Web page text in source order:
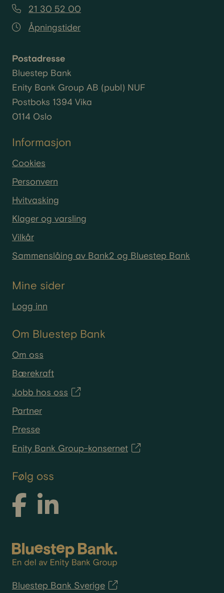
21 30 52 00
Åpningstider
Postadresse
Bluestep Bank
Enity Bank Group AB (publ) NUF
Postboks 1394 Vika
0114 Oslo
Informasjon
Cookies
Personvern
Hvitvasking
Klager og varsling
Vilkår
Sammenslåing av Bank2 og Bluestep Bank
Mine sider
Logg inn
Om Bluestep Bank
Om oss
Bærekraft
Jobb hos oss
Partner
Presse
Enity Bank Group-konsernet
Følg oss
Bluestep Bank Sverige